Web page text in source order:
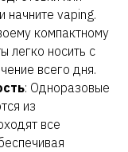
начните vaping.
компактному
легко носить с
всего дня.
: Одноразовые
из
все